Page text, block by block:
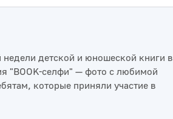
детской и юношеской книги в
"BOOK-селфи" — фото с любимой
которые приняли участие в